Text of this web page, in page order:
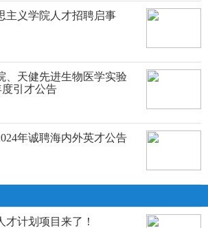
主义学院人才招聘启事
、天健先进生物医学实验
度引才公告
年诚聘海内外英才公告
计划项目来了！